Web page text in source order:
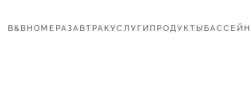
B&B НОМЕРАЗАВТРАКУСЛУГИ ПРОДУКТЫ БАССЕЙН